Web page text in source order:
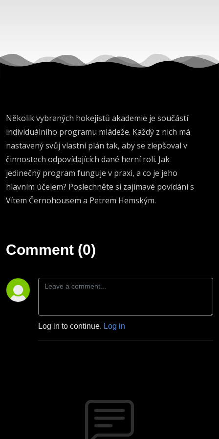
Několik vybraných hokejistů akademie je součástí
individuálního programu mládeže. Každý z nich má
nastavený svůj vlastní plán tak, aby se zlepšoval v
činnostech odpovídajících dané herní roli. Jak
jedinečný program funguje v praxi, a co je jeho
hlavním účelem? Poslechněte si zajímavé povídání s
Vítem Černohousem a Petrem Hemským.
Comment (0)
Log in to continue. Log in